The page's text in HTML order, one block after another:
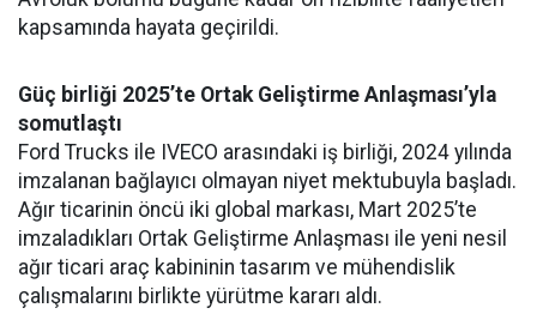
kapsamında hayata geçirildi.
Güç birliği 2025’te Ortak Geliştirme Anlaşması’yla
somutlaştı
Ford Trucks ile IVECO arasındaki iş birliği, 2024 yılında
imzalanan bağlayıcı olmayan niyet mektubuyla başladı.
Ağır ticarinin öncü iki global markası, Mart 2025’te
imzaladıkları Ortak Geliştirme Anlaşması ile yeni nesil
ağır ticari araç kabininin tasarım ve mühendislik
çalışmalarını birlikte yürütme kararı aldı.